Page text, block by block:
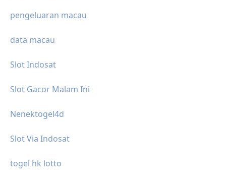
pengeluaran macau
data macau
Slot Indosat
Slot Gacor Malam Ini
Nenektogel4d
Slot Via Indosat
togel hk lotto